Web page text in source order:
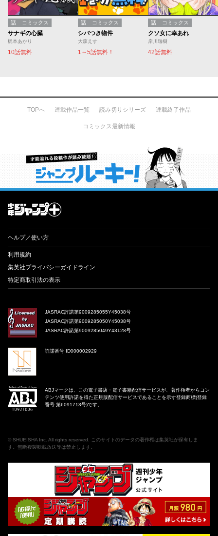
話 コミックス
サナギの心臓
梶本あかり
10話無料
話 コミックス
シバつき物件
大森えす
1～5話無料！
話 コミックス
クソ女に幸あれ
岸川瑞樹
42話無料
TOPへ 連載作品一覧 読み切りシリーズ 連載終了作品
コミックス最新情報
才能溢れる投稿作が読み放題！ ジャンプルーキー！
ヘルプ／使い方
利用規約
集英社プライバシーガイドライン
特定商取引法の表示
JASRAC許諾第9009285055Y45038号
JASRAC許諾第9009285050Y45038号
JASRAC許諾第9009285049Y43128号
許諾番号 ID000002929
ABJマークは、この電子書店・電子書籍配信サービスが、著作権者からコン
テンツ使用許諾を得た正規版配信サービスであることを示す登録商標(登録
番号 第6091713号)です。
© SHUEISHA Inc . All rights reserved. このサイトのデータの著作権は集英社が保有しま
す。無断複製転載放送等は禁止します。